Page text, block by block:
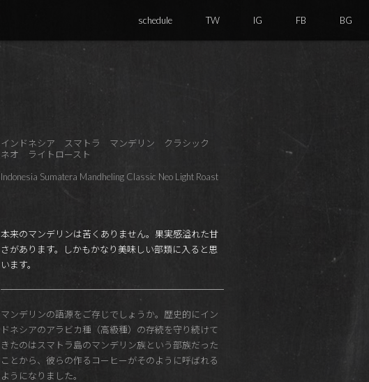
schedule TW IG FB BG
インドネシア スマトラ マンデリン クラシック
ネオ ライトロースト
Indonesia Sumatera Mandheling Classic Neo Light Roast
本来のマンデリンは苦くありません。果実感溢れた甘
さがあります。しかもかなり美味しい部類に入ると思
います。
マンデリンの語源をご存じでしょうか。歴史的にイン
ドネシアのアラビカ種（高級種）の存続を守り続けて
きたのはスマトラ島のマンデリン族という部族だった
ことから、彼らの作るコーヒーがそのように呼ばれる
ようになりました。